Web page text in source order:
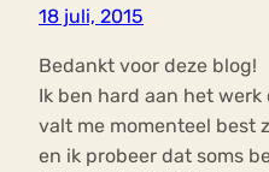
18 juli, 2015
Bedankt voor deze blog!
Ik ben hard aan het
valt me momenteel best
en ik probeer dat soms